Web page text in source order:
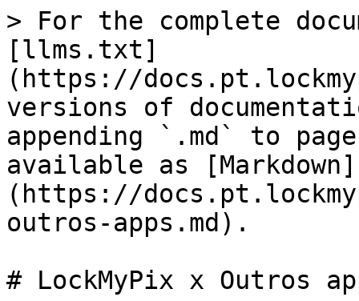
> For the complete
[llms.txt]
(https://
versions of
appending `.md` to
available as [Markdown]
(https://
outros-apps.md).
# LockMyPix x Outros